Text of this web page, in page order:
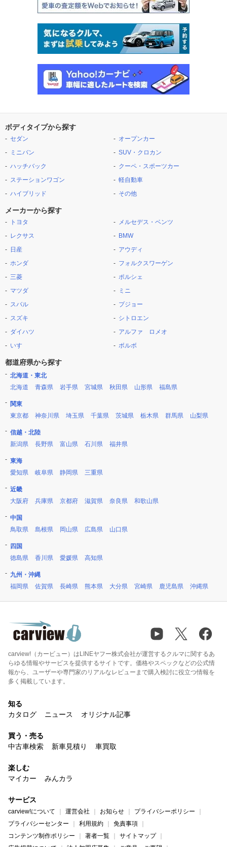
ボディタイプから探す
セダン
ミニバン
ハッチバック
ステーションワゴン
ハイブリッド
オープンカー
SUV・クロカン
クーペ・スポーツカー
軽自動車
その他
メーカーから探す
トヨタ
レクサス
日産
ホンダ
三菱
マツダ
スバル
スズキ
ダイハツ
いすゞ
メルセデス・ベンツ
BMW
アウディ
フォルクスワーゲン
ポルシェ
ミニ
プジョー
シトロエン
アルファ ロメオ
ボルボ
都道府県から探す
北海道・東北
北海道
青森県 岩手県 宮城県 秋田県 山形県 福島県
関東
東京都
神奈川県 埼玉県 千葉県 茨城県 栃木県 群馬県 山梨県
信越・北陸
新潟県
長野県 富山県 石川県 福井県
東海
愛知県
岐阜県 静岡県 三重県
近畿
大阪府
兵庫県 京都府 滋賀県 奈良県 和歌山県
中国
鳥取県
島根県 岡山県 広島県 山口県
四国
徳島県
香川県 愛媛県 高知県
九州・沖縄
福岡県
佐賀県 長崎県 熊本県 大分県 宮崎県 鹿児島県 沖縄県
carview!（カービュー）はLINEヤフー株式会社が運営するクルマに関するあ
らゆる情報やサービスを提供するサイトです。価格やスペックなどの公式情
報から、ユーザーや専門家のリアルなレビューまで購入検討に役立つ情報を
多く掲載しています。
知る
カタログ
ニュース オリジナル記事
買う・売る
中古車検索
新車見積り 車買取
楽しむ
マイカー
みんカラ
サービス
carview!について 運営会社 お知らせ
プライバシーポリシー
プライバシーセンター
利用規約
免責事項
コンテンツ制作ポリシー
著者一覧
サイトマップ